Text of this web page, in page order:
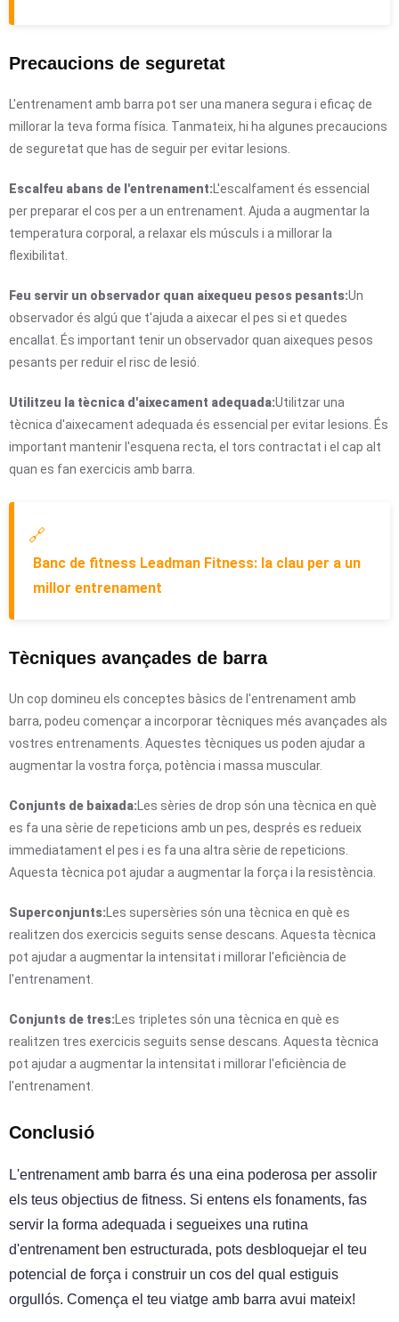
Precaucions de seguretat
L'entrenament amb barra pot ser una manera segura i eficaç de
millorar la teva forma física. Tanmateix, hi ha algunes precaucions
de seguretat que has de seguir per evitar lesions.
Escalfeu abans de l'entrenament: L'escalfament és essencial
per preparar el cos per a un entrenament. Ajuda a augmentar la
temperatura corporal, a relaxar els músculs i a millorar la
flexibilitat.
Feu servir un observador quan aixequeu pesos pesants:Un
observador és algú que t'ajuda a aixecar el pes si et quedes
encallat. És important tenir un observador quan aixeques pesos
pesants per reduir el risc de lesió.
Utilitzeu la tècnica d'aixecament adequada:Utilitzar una
tècnica d'aixecament adequada és essencial per evitar lesions. És
important mantenir l'esquena recta, el tors contractat i el cap alt
quan es fan exercicis amb barra.
🔗
Banc de fitness Leadman Fitness: la clau per a un
millor entrenament
Tècniques avançades de barra
Un cop domineu els conceptes bàsics de l'entrenament amb
barra, podeu començar a incorporar tècniques més avançades als
vostres entrenaments. Aquestes tècniques us poden ajudar a
augmentar la vostra força, potència i massa muscular.
Conjunts de baixada: Les sèries de drop són una tècnica en què
es fa una sèrie de repeticions amb un pes, després es redueix
immediatament el pes i es fa una altra sèrie de repeticions.
Aquesta tècnica pot ajudar a augmentar la força i la resistència.
Superconjunts: Les supersèries són una tècnica en què es
realitzen dos exercicis seguits sense descans. Aquesta tècnica
pot ajudar a augmentar la intensitat i millorar l'eficiència de
l'entrenament.
Conjunts de tres: Les tripletes són una tècnica en què es
realitzen tres exercicis seguits sense descans. Aquesta tècnica
pot ajudar a augmentar la intensitat i millorar l'eficiència de
l'entrenament.
Conclusió
L'entrenament amb barra és una eina poderosa per assolir
els teus objectius de fitness. Si entens els fonaments, fas
servir la forma adequada i segueixes una rutina
d'entrenament ben estructurada, pots desbloquejar el teu
potencial de força i construir un cos del qual estiguis
orgullós. Comença el teu viatge amb barra avui mateix!